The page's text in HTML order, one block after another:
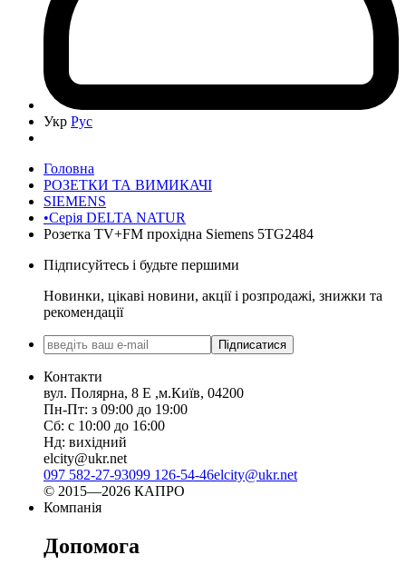
Укр Рус
Головна
РОЗЕТКИ ТА ВИМИКАЧІ
SIEMENS
•Серія DELTA NATUR
Розетка TV+FM прохідна Siemens 5TG2484
Підписуйтесь і будьте першими
Новинки, цікаві новини, акції і розпродажі, знижки та
рекомендації
Підписатися
Контакти
вул. Полярна, 8 Е ,м.Київ, 04200
Пн-Пт: з 09:00 до 19:00
Сб: с 10:00 до 16:00
Нд: вихідний
elcity@ukr.net
097 582-27-93099 126-54-46elcity@ukr.net
© 2015—2026 КАПРО
Компанія
Допомога